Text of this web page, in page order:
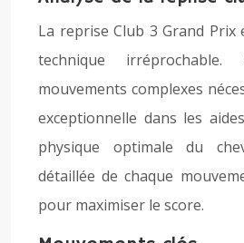
La reprise Club 3 Grand Prix
technique
mouvements complexes
exceptionnelle dans les
physique optimale du
détaillée de chaque
pour maximiser le score.